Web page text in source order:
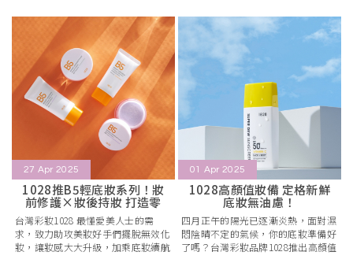
速、精準、
最強底妝
27 Apr 2025
1028推B5輕底妝系列！妝
前修護×妝後持妝 打造零
負擔原生
台灣彩妝1028 最懂愛美人士的需
求，致力助攻美妝好手們擺脫無效化
妝，讓妝感大大升級，加乘底妝續航
01 Apr 2025
1028高顏值妝備 定格新鮮
底妝無油慮！
四月正午的陽光已逐漸炎熱，面對濕
悶陰晴不定的氣候，你的底妝準備好
了嗎？台灣彩妝品牌1028推出高顏值